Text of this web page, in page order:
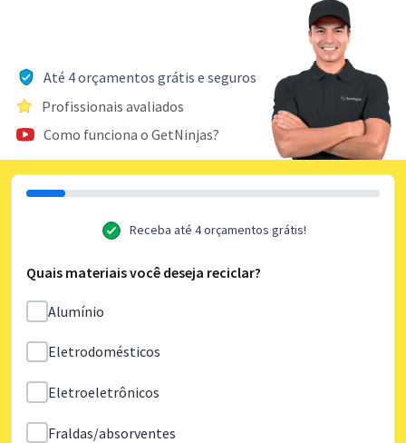
Até 4 orçamentos grátis e seguros
Profissionais avaliados
Como funciona o GetNinjas?
Receba até 4 orçamentos grátis!
Quais materiais você deseja reciclar?
Alumínio
Eletrodomésticos
Eletroeletrônicos
Fraldas/absorventes